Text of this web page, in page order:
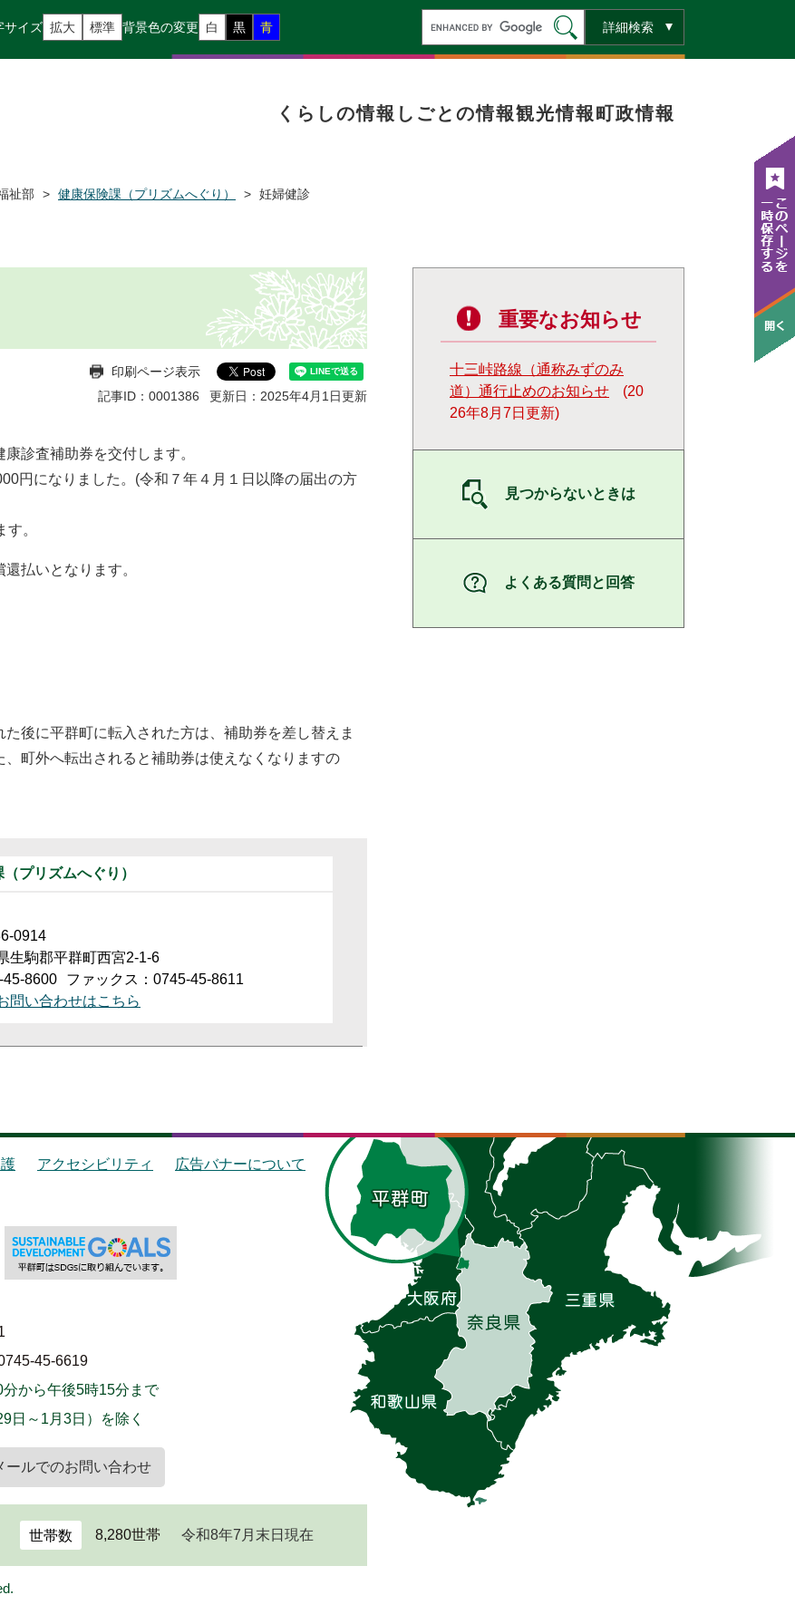
サイズ 拡大 標準 背景色の変更 白 黒 青
ー
ー
詳細検索
くらしの情報 しごとの情報観光情報町政情報
祉部 > 健康保険課（プリズムへぐり） > 妊婦健診
印刷ページ表示
記事ID：0001386
更新日：2025年4月1日更新
診査補助券を交付します。
円になりました。(令和７年４月１日以降の届出の方
。
払いとなります。
後に平群町に転入された方は、補助券を差し替えま
町外へ転出されると補助券は使えなくなりますの
プリズムへぐり）
0914
生駒郡平群町西宮2-1-6
45-8600
ファックス：0745-45-8611
問い合わせはこちら
重要なお知らせ
十三峠路線（通称みずのみ
道）通行止めのお知らせ
20
26年8月7日更新
見つからないときは
よくある質問と回答
アクセシビリティ 広告バナーについて
45-6619
から午後5時15分まで
日～1月3日）を除く
ールでのお問い合わせ
世帯数 8,280世帯 令和8年7月末日現在